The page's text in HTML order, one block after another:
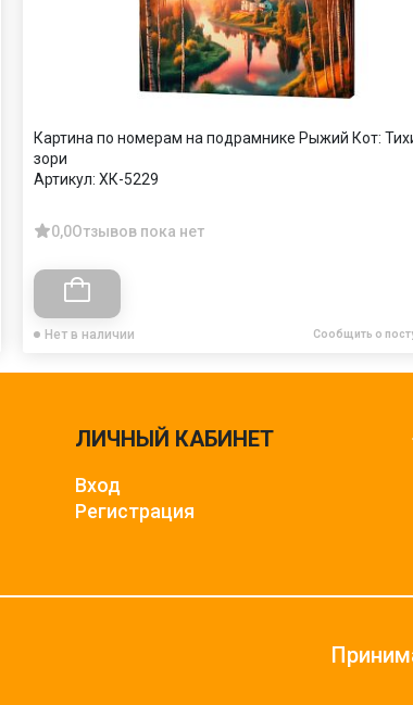
Картина по номерам на подрамнике Рыжий Кот:
зори
Артикул: ХК-5229
0,0Отзывов пока нет
Нет в наличии Сообщить о
ЛИЧНЫЙ КАБИНЕТ
Вход
Регистрация